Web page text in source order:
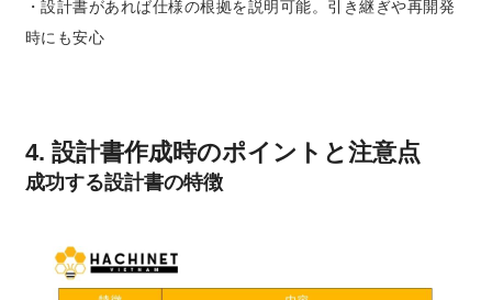
・設計書があれば仕様の根拠を説明可能。引き継ぎや再開発
時にも安心
4. 設計書作成時のポイントと注意点
成功する設計書の特徴